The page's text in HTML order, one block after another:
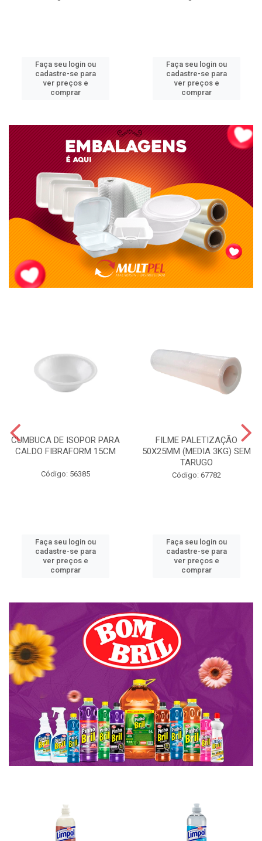
Faça seu login ou
cadastre-se para
ver preços e
comprar
Faça seu login ou
cadastre-se para
ver preços e
comprar
CUMBUCA DE ISOPOR PARA
CALDO FIBRAFORM 15CM
Código: 56385
Faça seu login ou
cadastre-se para
ver preços e
comprar
FILME PALETIZAÇÃO
50X25MM (MEDIA 3KG) SEM
TARUGO
Código: 67782
Faça seu login ou
cadastre-se para
ver preços e
comprar